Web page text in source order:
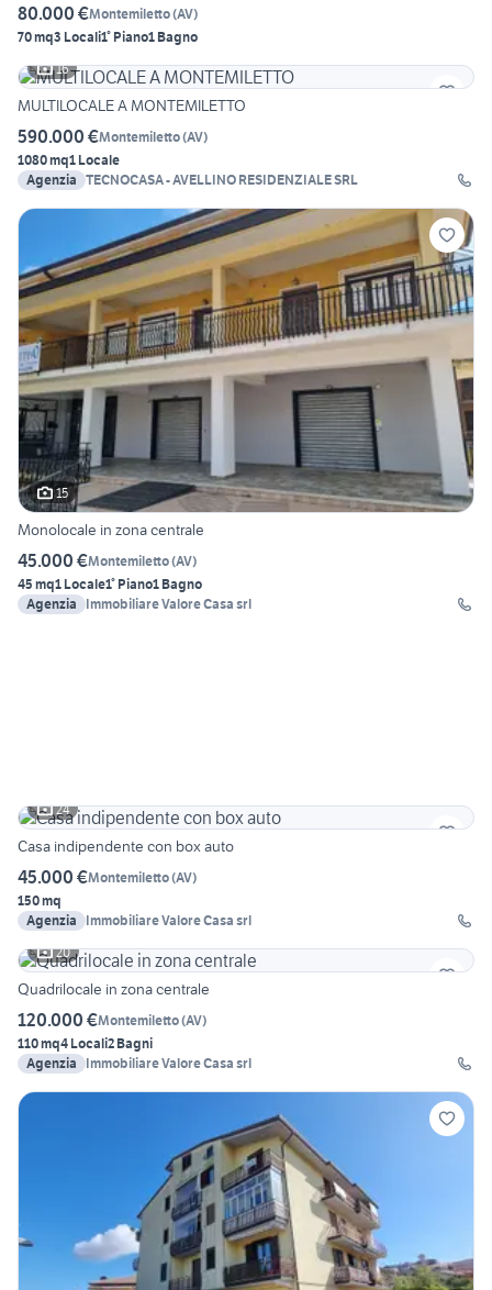
80.000 €Montemiletto(AV)
70 mq3 Locali1° Piano1 Bagno
16
MULTILOCALE A MONTEMILETTO
590.000 €Montemiletto(AV)
1080 mq1 Locale
Agenzia TECNOCASA - AVELLINO RESIDENZIALE SRL
15
Monolocale in zona centrale
45.000 €Montemiletto(AV)
45 mq1 Locale1° Piano1 Bagno
Agenzia
Immobiliare Valore Casa srl
24
Casa indipendente con box auto
45.000 €Montemiletto(AV)
150 mq
Agenzia
Immobiliare Valore Casa srl
20
Quadrilocale in zona centrale
120.000 €Montemiletto(AV)
110 mq4 Locali2 Bagni
Agenzia
Immobiliare Valore Casa srl